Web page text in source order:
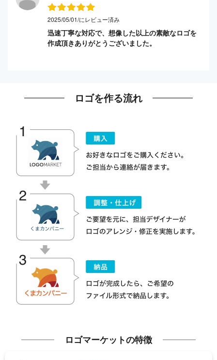
2025/05/01/にレビュー済み
迅速丁寧な対応で、想像した以上の素敵なロゴを
作成頂きありがとうございました。
ロゴを作る流れ
ロゴマーケットの特徴